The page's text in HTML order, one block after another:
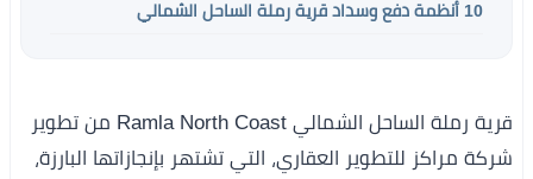
10 أنظمة دفع وسداد قرية رملة الساحل الشمالي
قرية رملة الساحل الشمالي Ramla North Coast من تطوير
شركة مراكز للتطوير العقاري، التي تشتهر بإنجازاتها البارزة،